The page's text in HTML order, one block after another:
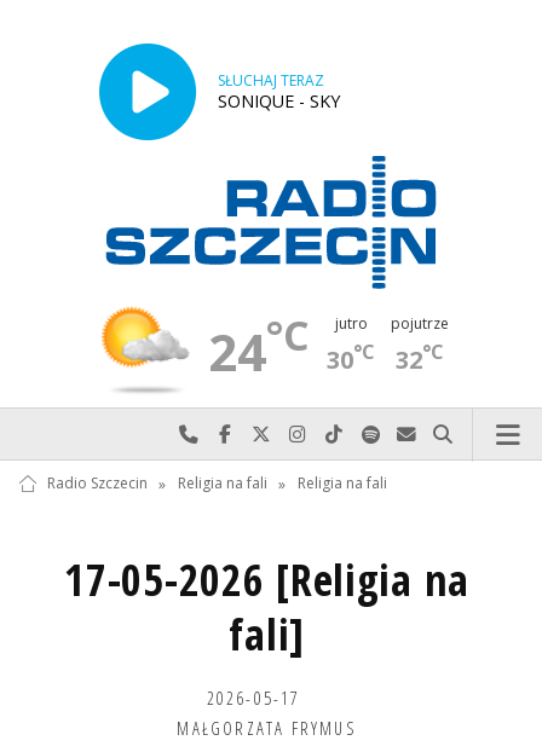
SŁUCHAJ TERAZ
SONIQUE - SKY
24°C jutro
30°C
pojutrze
32°C
Najlepiej po prostu do nas zadzwoń
Odwiedź nas na Facebook-u
Odwiedź nas na X
Odwiedź nas na Instagram-ie
Odwiedź nas na TikTok-u
Szukaj nas na Spotify
Wyślij do nas
Szukaj
Radio Szczecin » Religia na fali » Religia na fali
17-05-2026 [Religia na
fali]
2026-05-17
MAŁGORZATA FRYMUS